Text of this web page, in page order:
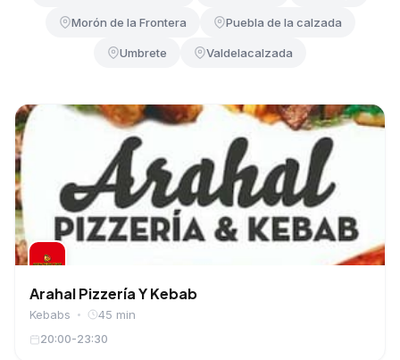
Morón de la Frontera Puebla de la calzada
Umbrete Valdelacalzada
Arahal Pizzería Y Kebab
Kebabs 45 min
20:00-23:30